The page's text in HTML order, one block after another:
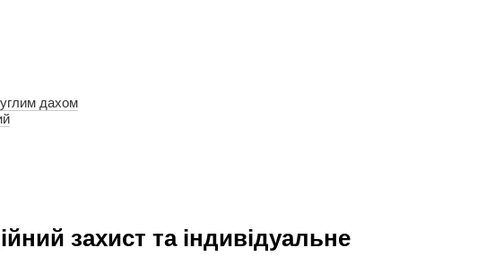
захист та індивідуальне
дахом